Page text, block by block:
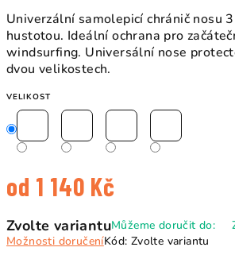
Univerzální samolepicí chránič nosu
hustotou. Ideální ochrana pro
windsurfing. Universální nose
dvou velikostech.
VELIKOST
od 1 140 Kč
cena:
Zvolte variantuMůžeme doručit do:
Možnosti doručeníKód: Zvolte variantu